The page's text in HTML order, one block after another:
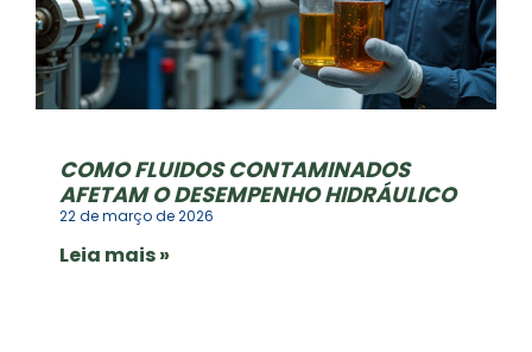
COMO FLUIDOS CONTAMINADOS
AFETAM O DESEMPENHO HIDRÁULICO
22 de março de 2026
Leia mais »